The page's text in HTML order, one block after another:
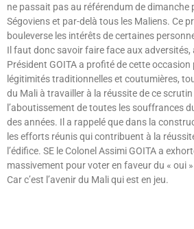
ne passait pas au référendum de dimanche
Ségoviens et par-delà tous les Maliens. Ce
bouleverse les intérêts de certaines
Il faut donc savoir faire face aux adversités,
Président GOITA a profité de cette
légitimités traditionnelles et coutumières,
du Mali à travailler à la réussite de ce
l’aboutissement de toutes les souffrances
des années. Il a rappelé que dans la
les efforts réunis qui contribuent à la
l’édifice. SE le Colonel Assimi GOITA a
massivement pour voter en faveur du « oui
Car c’est l’avenir du Mali qui est en jeu.